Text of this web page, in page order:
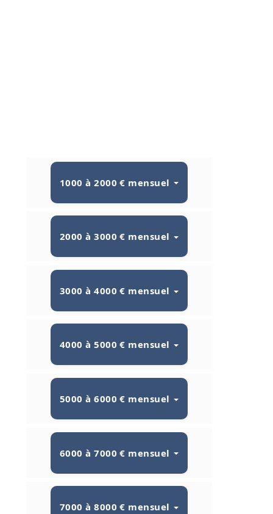
1000 à 2000 € mensuel
2000 à 3000 € mensuel
3000 à 4000 € mensuel
4000 à 5000 € mensuel
5000 à 6000 € mensuel
6000 à 7000 € mensuel
7000 à 8000 € mensuel